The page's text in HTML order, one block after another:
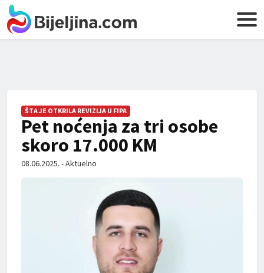
ŠTA JE OTKRILA REVIZIJA U FIPA
Pet noćenja za tri osobe
skoro 17.000 KM
08.06.2025. - Aktuelno